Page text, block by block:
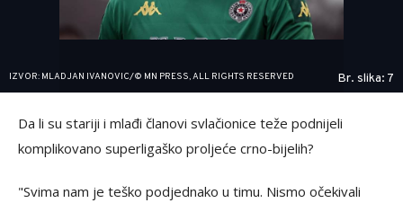
IZVOR: MLADJAN IVANOVIC/© MN PRESS, ALL RIGHTS RESERVED Br. slika: 7
Da li su stariji i mlađi članovi svlačionice teže podnijeli
komplikovano superligaško proljeće crno-bijelih?
"Svima nam je teško podjednako u timu. Nismo očekivali